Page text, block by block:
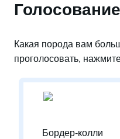
Голосование
Какая порода вам
проголосовать,
Бордер-колли